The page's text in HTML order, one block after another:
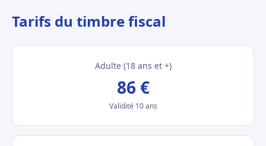
Tarifs du timbre fiscal
Adulte (18 ans et +)
86 €
Validité 10 ans